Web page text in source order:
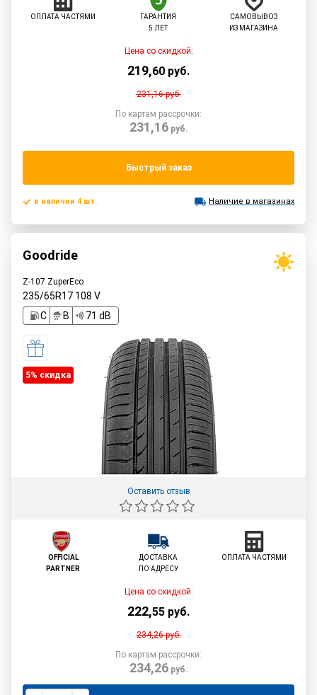
ОПЛАТА ЧАСТЯМИ
ГАРАНТИЯ
5 ЛЕТ
САМОВЫВОЗ
ИЗ МАГАЗИНА
Цена со скидкой:
219,60 руб.
231,16руб.
По картам рассрочки:
231,16руб.
Быстрый заказ
в наличии 4 шт. Наличие в магазинах
Goodride
Z-107 ZuperEco
235/65R17 108 V
C
B 71 dB
5% cкидка
Оставить отзыв
OFFICIAL
PARTNER
ДОСТАВКА
ПО АДРЕСУ
ОПЛАТА ЧАСТЯМИ
Цена со скидкой:
222,55 руб.
234,26руб.
По картам рассрочки:
234,26руб.